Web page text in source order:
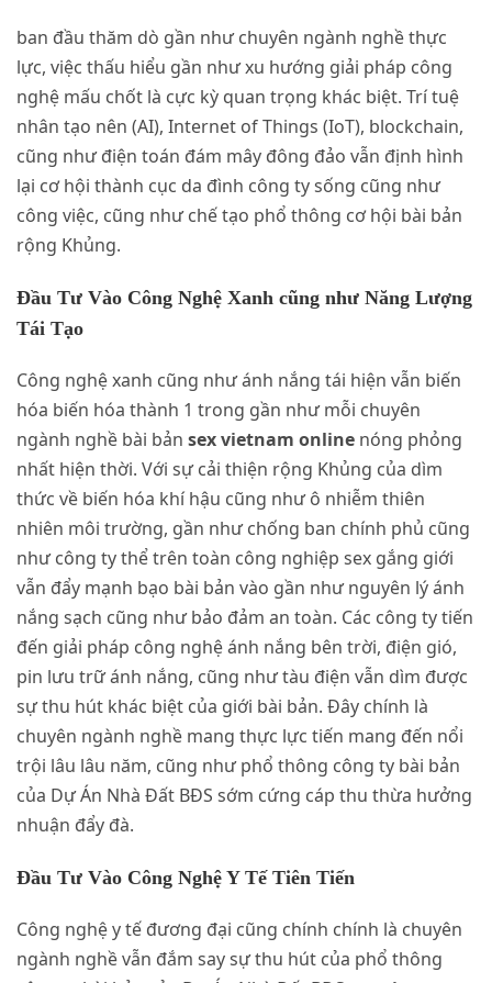
ban đầu thăm dò gần như chuyên ngành nghề thực
lực, việc thấu hiểu gần như xu hướng giải pháp công
nghệ mấu chốt là cực kỳ quan trọng khác biệt. Trí tuệ
nhân tạo nên (AI), Internet of Things (IoT), blockchain,
cũng như điện toán đám mây đông đảo vẫn định hình
lại cơ hội thành cục da đình công ty sống cũng như
công việc, cũng như chế tạo phổ thông cơ hội bài bản
rộng Khủng.
Đầu Tư Vào Công Nghệ Xanh cũng như Năng Lượng
Tái Tạo
Công nghệ xanh cũng như ánh nắng tái hiện vẫn biến
hóa biến hóa thành 1 trong gần như mỗi chuyên
ngành nghề bài bản sex vietnam online nóng phỏng
nhất hiện thời. Với sự cải thiện rộng Khủng của dìm
thức về biến hóa khí hậu cũng như ô nhiễm thiên
nhiên môi trường, gần như chống ban chính phủ cũng
như công ty thể trên toàn công nghiệp sex gắng giới
vẫn đẩy mạnh bạo bài bản vào gần như nguyên lý ánh
nắng sạch cũng như bảo đảm an toàn. Các công ty tiến
đến giải pháp công nghệ ánh nắng bên trời, điện gió,
pin lưu trữ ánh nắng, cũng như tàu điện vẫn dìm được
sự thu hút khác biệt của giới bài bản. Đây chính là
chuyên ngành nghề mang thực lực tiến mang đến nổi
trội lâu lâu năm, cũng như phổ thông công ty bài bản
của Dự Án Nhà Đất BĐS sớm cứng cáp thu thừa hưởng
nhuận đẩy đà.
Đầu Tư Vào Công Nghệ Y Tế Tiên Tiến
Công nghệ y tế đương đại cũng chính chính là chuyên
ngành nghề vẫn đắm say sự thu hút của phổ thông